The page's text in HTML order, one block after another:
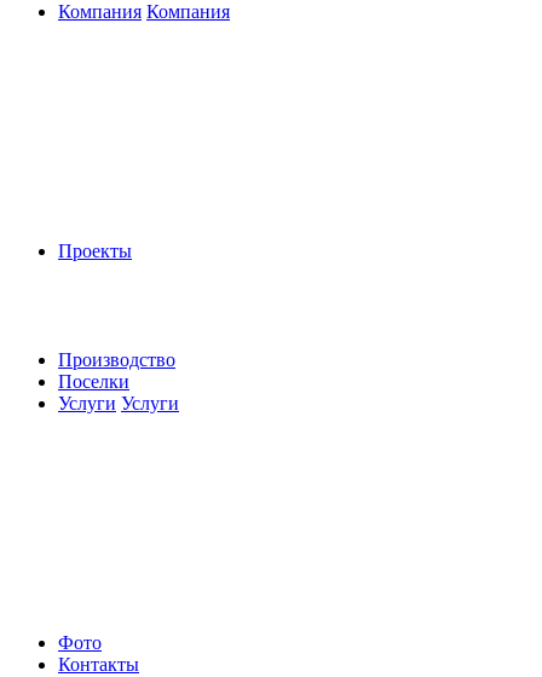
Компания Компания
Проекты
Производство
Поселки
Услуги Услуги
Фото
Контакты